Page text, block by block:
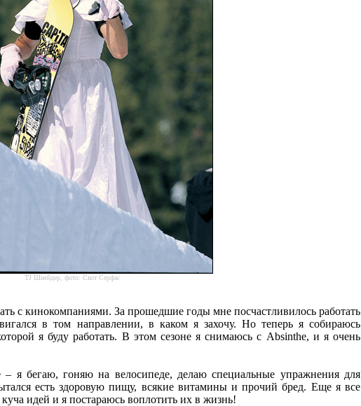
TJ Шнейдер, фото: Скот Серфас
с кинокомпаниями. За прошедшие годы мне посчастливилось работать
в том направлении, в каком я захочу. Но теперь я собираюсь
я буду работать. В этом сезоне я снимаюсь с Absinthe, и я очень
я бегаю, гоняю на велосипеде, делаю специальные упражнения для
есть здоровую пищу, всякие витамины и прочий бред. Еще я все
идей и я постараюсь воплотить их в жизнь!